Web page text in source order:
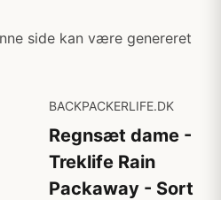
side kan være genereret
BACKPACKERLIFE.DK
Regnsæt dame -
Treklife Rain
Packaway - Sort